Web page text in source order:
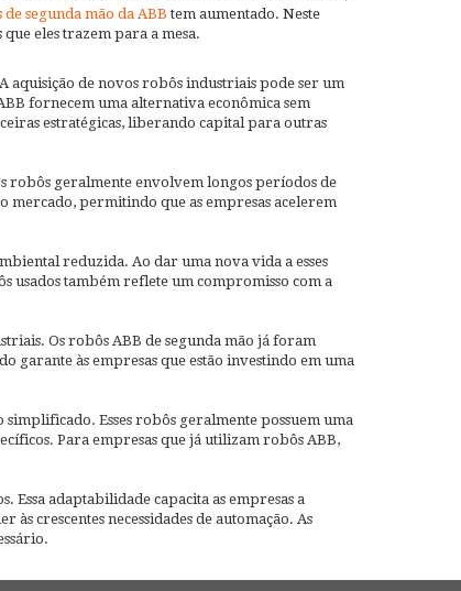
segunda mão da ABB tem aumentado. Neste
que eles trazem para a mesa.
aquisição de novos robôs industriais pode ser um
fornecem uma alternativa econômica sem
estratégicas, liberando capital para outras
robôs geralmente envolvem longos períodos de
mercado, permitindo que as empresas acelerem
reduzida. Ao dar uma nova vida a esses
usados também reflete um compromisso com a
Os robôs ABB de segunda mão já foram
garante às empresas que estão investindo em uma
Esses robôs geralmente possuem uma
Para empresas que já utilizam robôs ABB,
Essa adaptabilidade capacita as empresas a
crescentes necessidades de automação. As